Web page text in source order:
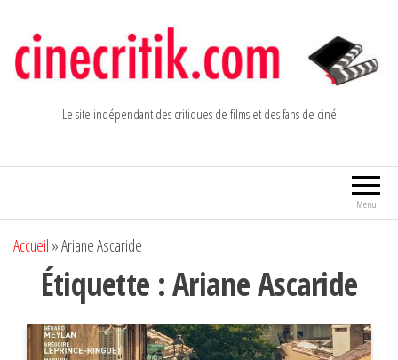
contenu
Le site indépendant des critiques de films et des fans de ciné
Menu
Accueil »Ariane Ascaride
Étiquette :Ariane Ascaride